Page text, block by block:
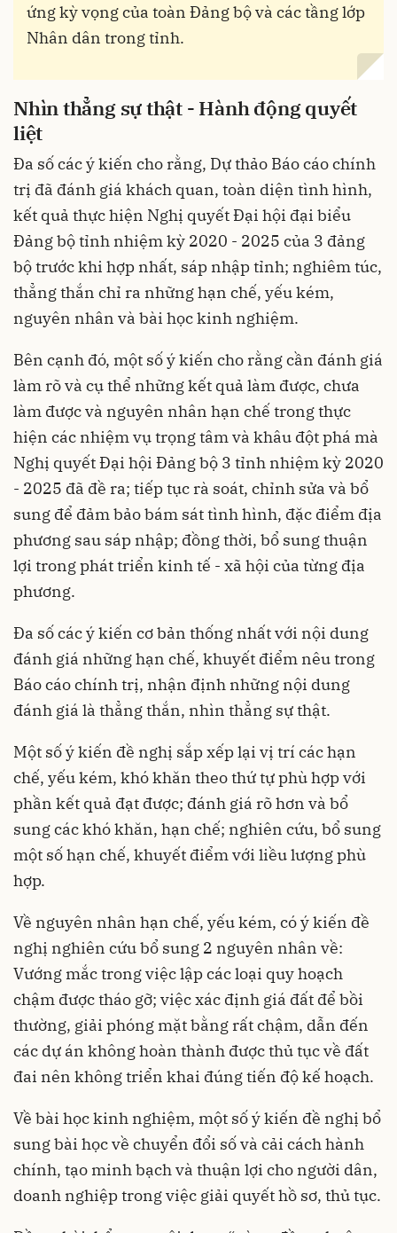
ứng kỳ vọng của toàn Đảng bộ và các tầng lớp
Nhân dân trong tỉnh.
Nhìn thẳng sự thật - Hành động quyết
liệt
Đa số các ý kiến cho rằng, Dự thảo Báo cáo chính
trị đã đánh giá khách quan, toàn diện tình hình,
kết quả thực hiện Nghị quyết Đại hội đại biểu
Đảng bộ tỉnh nhiệm kỳ 2020 - 2025 của 3 đảng
bộ trước khi hợp nhất, sáp nhập tỉnh; nghiêm túc,
thẳng thắn chỉ ra những hạn chế, yếu kém,
nguyên nhân và bài học kinh nghiệm.
Bên cạnh đó, một số ý kiến cho rằng cần đánh giá
làm rõ và cụ thể những kết quả làm được, chưa
làm được và nguyên nhân hạn chế trong thực
hiện các nhiệm vụ trọng tâm và khâu đột phá mà
Nghị quyết Đại hội Đảng bộ 3 tỉnh nhiệm kỳ 2020
- 2025 đã đề ra; tiếp tục rà soát, chỉnh sửa và bổ
sung để đảm bảo bám sát tình hình, đặc điểm địa
phương sau sáp nhập; đồng thời, bổ sung thuận
lợi trong phát triển kinh tế - xã hội của từng địa
phương.
Đa số các ý kiến cơ bản thống nhất với nội dung
đánh giá những hạn chế, khuyết điểm nêu trong
Báo cáo chính trị, nhận định những nội dung
đánh giá là thẳng thắn, nhìn thẳng sự thật.
Một số ý kiến đề nghị sắp xếp lại vị trí các hạn
chế, yếu kém, khó khăn theo thứ tự phù hợp với
phần kết quả đạt được; đánh giá rõ hơn và bổ
sung các khó khăn, hạn chế; nghiên cứu, bổ sung
một số hạn chế, khuyết điểm với liều lượng phù
hợp.
Về nguyên nhân hạn chế, yếu kém, có ý kiến đề
nghị nghiên cứu bổ sung 2 nguyên nhân về:
Vướng mắc trong việc lập các loại quy hoạch
chậm được tháo gỡ; việc xác định giá đất để bồi
thường, giải phóng mặt bằng rất chậm, dẫn đến
các dự án không hoàn thành được thủ tục về đất
đai nên không triển khai đúng tiến độ kế hoạch.
Về bài học kinh nghiệm, một số ý kiến đề nghị bổ
sung bài học về chuyển đổi số và cải cách hành
chính, tạo minh bạch và thuận lợi cho người dân,
doanh nghiệp trong việc giải quyết hồ sơ, thủ tục.